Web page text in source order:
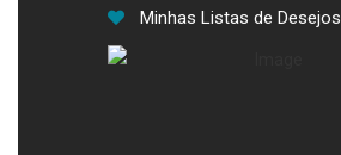
Minhas Listas de Desejos